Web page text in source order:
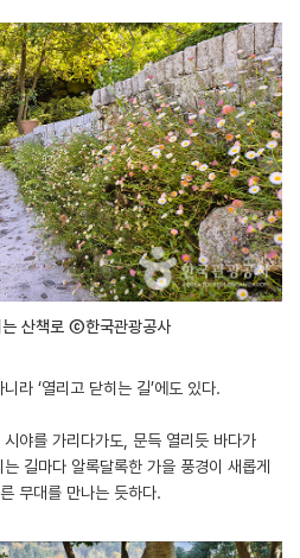
는 산책로 ⓒ한국관광공사
라 ‘열리고 닫히는 길’에도 있다.
야를 가리다가도, 문득 열리듯 바다가
길마다 알록달록한 가을 풍경이 새롭게
무대를 만나는 듯하다.